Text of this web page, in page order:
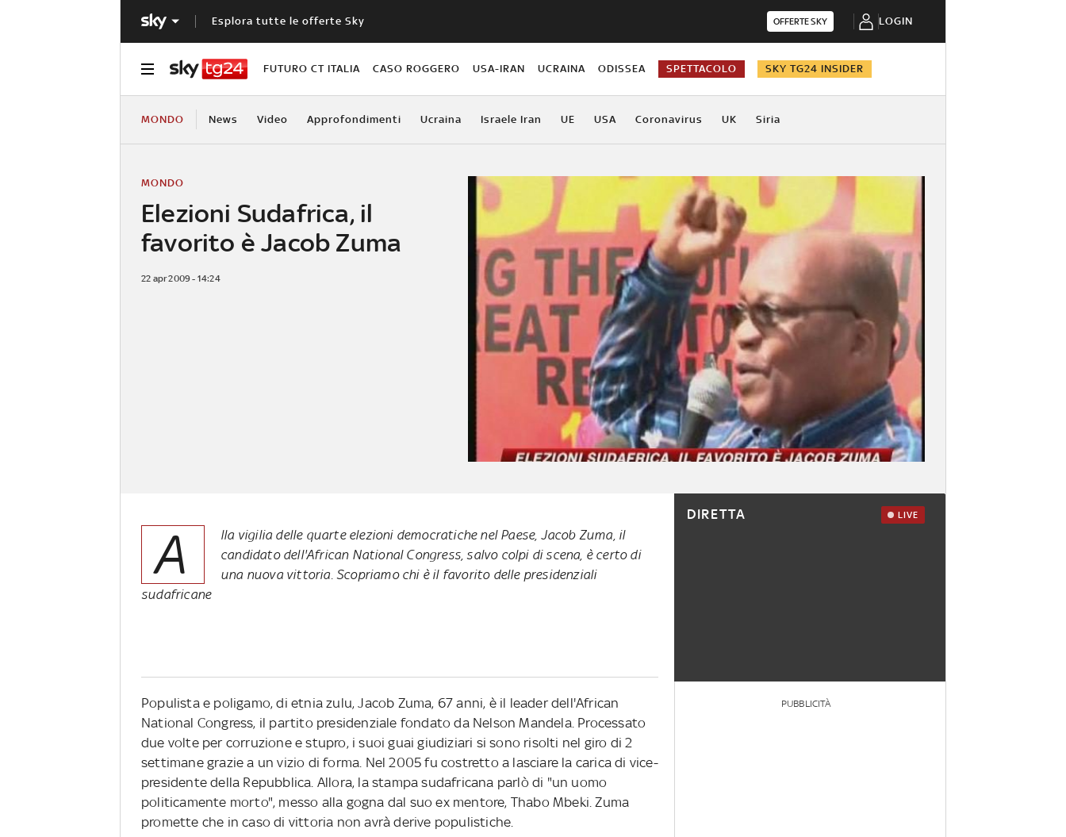
Esplora tutte le offerte Sky OFFERTE SKY LOGIN
FUTURO CT ITALIA CASO ROGGERO USA-IRAN UCRAINA ODISSEA SPETTACOLO SKY TG24 INSIDER
MONDO News Video Approfondimenti Ucraina Israele Iran UE USA Coronavirus UK Siria
Elezioni Sudafrica, il
favorito è Jacob Zuma
MONDO
22 apr 2009 - 14:24
A
lla vigilia delle quarte elezioni democratiche nel Paese, Jacob Zuma, il
candidato dell'African National Congress, salvo colpi di scena, è certo di
una nuova vittoria. Scopriamo chi è il favorito delle presidenziali
sudafricane
Populista e poligamo, di etnia zulu, Jacob Zuma, 67 anni, è il leader dell'African
National Congress, il partito presidenziale fondato da Nelson Mandela. Processato
due volte per corruzione e stupro, i suoi guai giudiziari si sono risolti nel giro di 2
settimane grazie a un vizio di forma. Nel 2005 fu costretto a lasciare la carica di vice-
presidente della Repubblica. Allora, la stampa sudafricana parlò di "un uomo
politicamente morto", messo alla gogna dal suo ex mentore, Thabo Mbeki. Zuma
promette che in caso di vittoria non avrà derive populistiche.
DIRETTA LIVE
PUBBLICITÀ